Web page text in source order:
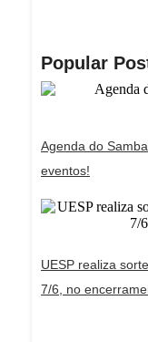
Popular
Agenda do
eventos!
UESP realiza
7/6, no